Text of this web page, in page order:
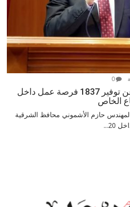
0
محافظ الشرقية:يعلن عن توفير 1837 فرصة عمل داخل
حازم الأشموني محافظ الشرقية